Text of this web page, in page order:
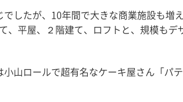
したが、10年間で大きな商業施設も増
平屋、２階建て、ロフトと、規模も
山ロールで超有名なケーキ屋さん「パ